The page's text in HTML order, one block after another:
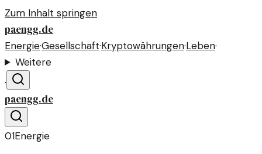
Zum Inhalt springen
paengg.de
Energie·Gesellschaft·Kryptowährungen·Leben·
Weitere
·
paengg.de
01Energie